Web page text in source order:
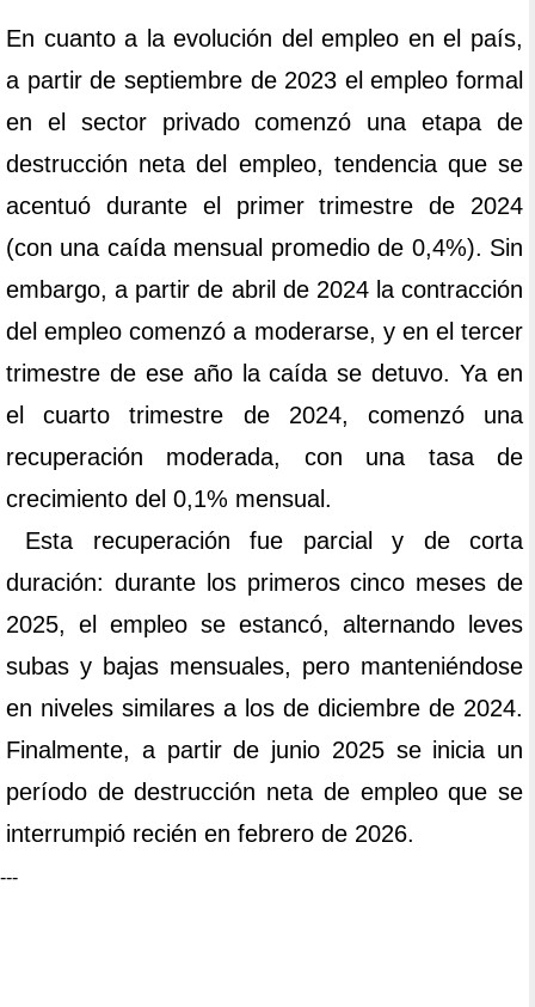
En cuanto a la evolución del empleo en el país,
a partir de septiembre de 2023 el empleo formal
en el sector privado comenzó una etapa de
destrucción neta del empleo, tendencia que se
acentuó durante el primer trimestre de 2024
(con una caída mensual promedio de 0,4%). Sin
embargo, a partir de abril de 2024 la contracción
del empleo comenzó a moderarse, y en el tercer
trimestre de ese año la caída se detuvo. Ya en
el cuarto trimestre de 2024, comenzó una
recuperación moderada, con una tasa de
crecimiento del 0,1% mensual.
Esta recuperación fue parcial y de corta
duración: durante los primeros cinco meses de
2025, el empleo se estancó, alternando leves
subas y bajas mensuales, pero manteniéndose
en niveles similares a los de diciembre de 2024.
Finalmente, a partir de junio 2025 se inicia un
período de destrucción neta de empleo que se
interrumpió recién en febrero de 2026.
---